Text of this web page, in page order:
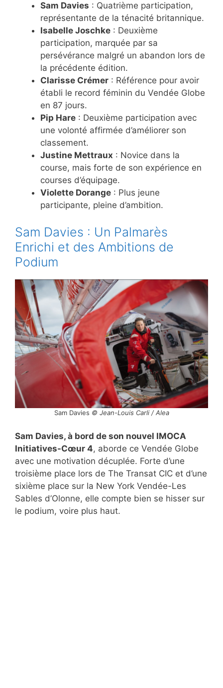
Sam Davies : Quatrième participation,
représentante de la ténacité britannique.
Isabelle Joschke : Deuxième
participation, marquée par sa
persévérance malgré un abandon lors de
la précédente édition.
Clarisse Crémer : Référence pour avoir
établi le record féminin du Vendée Globe
en 87 jours.
Pip Hare : Deuxième participation avec
une volonté affirmée d’améliorer son
classement.
Justine Mettraux : Novice dans la
course, mais forte de son expérience en
courses d’équipage.
Violette Dorange : Plus jeune
participante, pleine d’ambition.
Sam Davies : Un Palmarès
Enrichi et des Ambitions de
Podium
Sam Davies © Jean-Louis Carli / Alea
Sam Davies, à bord de son nouvel IMOCA
Initiatives-Cœur 4, aborde ce Vendée Globe
avec une motivation décuplée. Forte d’une
troisième place lors de The Transat CIC et d’une
sixième place sur la New York Vendée-Les
Sables d’Olonne, elle compte bien se hisser sur
le podium, voire plus haut.